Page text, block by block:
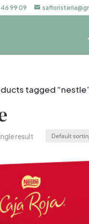
46 99 09
tagged
result